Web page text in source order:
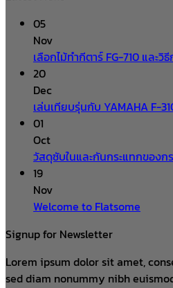
05
Nov
เลือกไม้ทำกีตาร์ FG-710 และวิ
20
Dec
เล่นเทียบรุ่นกับ YAMAHA F-
01
Oct
วัสดุซับในและกันกระแทกของก
19
Nov
Welcome to Flatsome
Signup for Newsletter
Lorem ipsum dolor sit amet,
sed diam nonummy nibh